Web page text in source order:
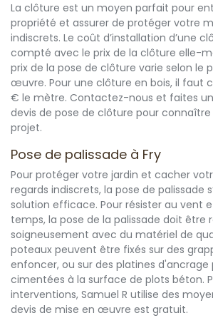
La clôture est un moyen parfait pour
propriété et assurer de protéger votre
indiscrets. Le coût d’installation d’une
compté avec le prix de la clôture elle-
prix de la pose de clôture varie selon le
œuvre. Pour une clôture en bois, il faut
€ le mètre. Contactez-nous et faites
devis de pose de clôture pour
projet.
Pose de palissade à Fry
Pour protéger votre jardin et cacher
regards indiscrets, la pose de palissade
solution efficace. Pour résister au vent
temps, la pose de la palissade doit être
soigneusement avec du matériel de
poteaux peuvent être fixés sur des
enfoncer, ou sur des platines d'ancrage
cimentées à la surface de plots béton.
interventions, Samuel R utilise des
devis de mise en œuvre est gratuit.